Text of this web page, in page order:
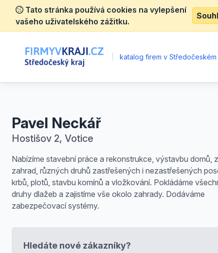
Tato stránka používá cookies na vylepšení
vašeho uživatelského zážitku.
katalog firem v Středočeském
Pavel Neckář
Hostišov 2, Votice
Nabízíme stavební práce a rekonstrukce, výstavbu domů,
zahrad, různých druhů zastřešených i nezastřešených
krbů, plotů, stavbu komínů a vložkování. Pokládáme
druhy dlažeb a zajistíme vše okolo zahrady. Dodáváme
zabezpečovací systémy.
Hledáte nové zákazníky?